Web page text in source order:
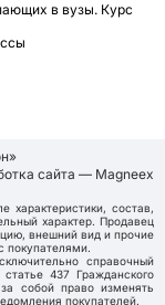
в вузы. Курс
сайта — Magneex
характеристики, состав,
характер. Продавец
внешний вид и прочие
покупателями.
справочный
437 Гражданского
собой право изменять
покупателей.